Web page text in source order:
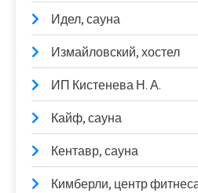
Идел, сауна
Измайловский, хостел
ИП Кистенева Н. А.
Кайф, сауна
Кентавр, сауна
Кимберли, центр